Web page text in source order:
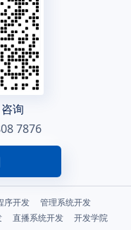
询
7876
序开发
管理系统开发
直播系统开发 开发学院